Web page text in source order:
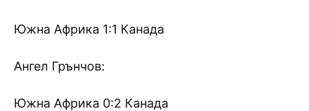
Южна Африка 1:1 Канада
Ангел Грънчов:
Южна Африка 0:2 Канада